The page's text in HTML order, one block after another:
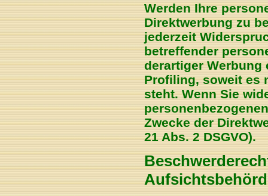
Werden Ihre
Direktwerbung zu
jederzeit
betreffender
derartiger
Profiling, soweit es
steht. Wenn Sie
Zwecke der
21 Abs. 2 DSGVO).